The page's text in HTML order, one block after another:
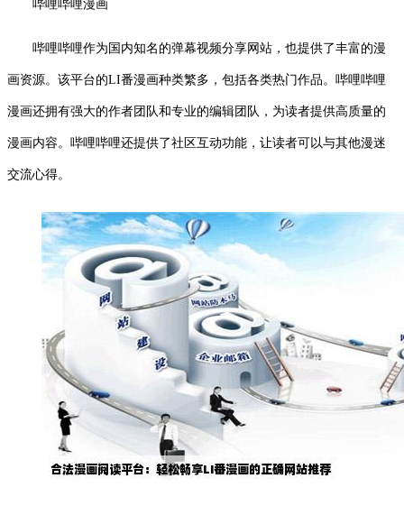
哔哩哔哩漫画
哔哩哔哩作为国内知名的弹幕视频分享网站，也提供了丰富的漫
画资源。该平台的LI番漫画种类繁多，包括各类热门作品。哔哩哔哩
漫画还拥有强大的作者团队和专业的编辑团队，为读者提供高质量的
漫画内容。哔哩哔哩还提供了社区互动功能，让读者可以与其他漫迷
交流心得。